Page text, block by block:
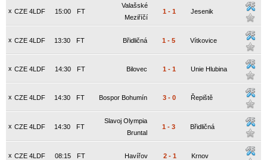
x CZE 4LDF FT
15:00
Valašské
Meziříčí
1 - 1 Jesenik
x CZE 4LDF FT
13:30 Břidličná 1 - 5 Vítkovice
x CZE 4LDF FT
14:30 Bilovec 1 - 1 Unie Hlubina
x CZE 4LDF FT
14:30 Bospor Bohumín 3 - 0 Řepiště
x CZE 4LDF FT
14:30
Slavoj Olympia
Bruntal
1 - 3 Břidličná
x CZE 4LDF FT
08:15 Havířov 2 - 1 Krnov